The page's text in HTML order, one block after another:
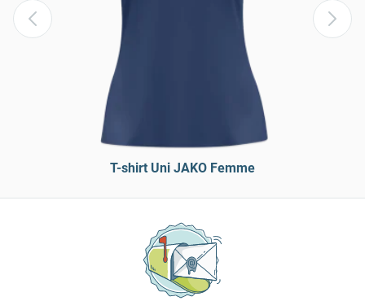
T-shirt Uni JAKO Femme